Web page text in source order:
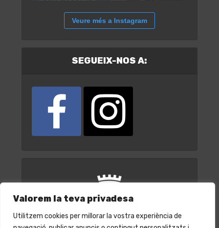
Valorem la teva privadesa
Utilitzem cookies per millorar la vostra experiència de
Veure més a Instagram
SEGUEIX-NOS A: